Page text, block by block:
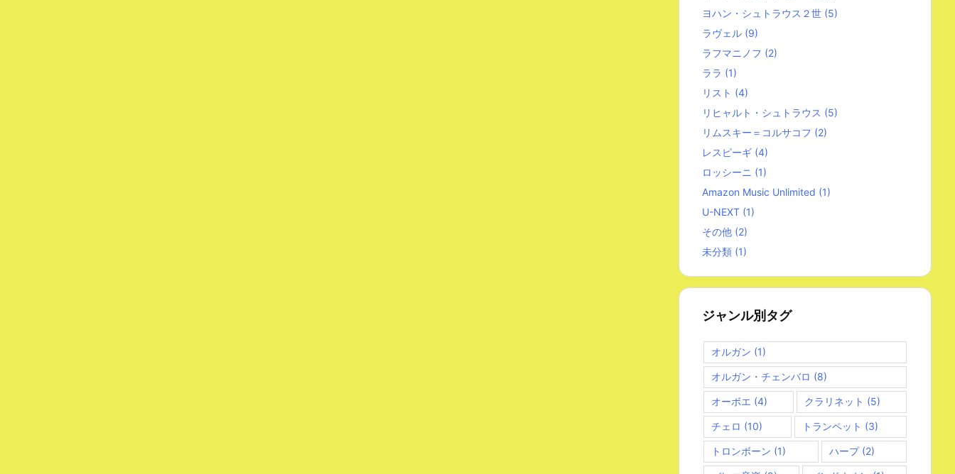
ヨハン・シュトラウス２世 (5)
ラヴェル (9)
ラフマニノフ (2)
ララ (1)
リスト (4)
リヒャルト・シュトラウス (5)
リムスキー＝コルサコフ (2)
レスピーギ (4)
ロッシーニ (1)
Amazon Music Unlimited (1)
U-NEXT (1)
その他 (2)
未分類 (1)
ジャンル別タグ
オルガン (1)
オルガン・チェンバロ (8)
オーボエ (4) クラリネット (5)
チェロ (10) トランペット (3)
トロンボーン (1) ハープ(2)